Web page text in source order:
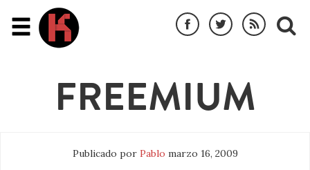
FREEMIUM
Publicado por Pablo marzo 16, 2009